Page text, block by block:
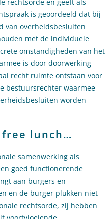
is geoordeeld dat bij
van overheidsbesluiten
met de individuele
omstandigheden van het
is door doorwerking
recht ruimte ontstaan voor
bestuursrechter waarmee
worden
free lunch…
samenwerking als
goed functionerende
aan burgers en
en de burger plukken niet
rechtsorde, zij hebben